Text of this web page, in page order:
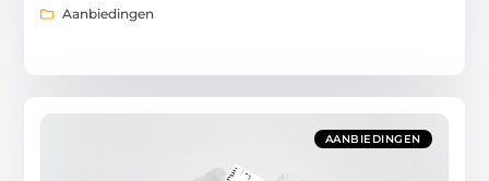
Aanbiedingen
AANBIEDINGEN